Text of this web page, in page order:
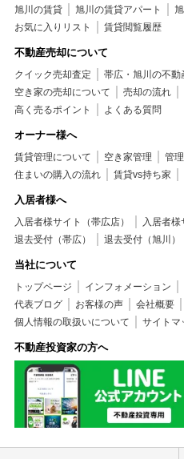
旭川の賃貸 旭川の賃貸アパート
お気に入りリスト
賃貸閲覧履歴
不動産売却について
クイック売却査定 帯広・旭川の不動
空き家の売却について
売却の流れ
高く売るポイント
よくある質問
オーナー様へ
賃貸管理について 空き家管理 管
住まいの購入の流れ
賃貸vs持ち家
入居者様へ
入居者様サイト（帯広店）
入居者様
退去受付（帯広）
退去受付（旭川）
当社について
トップページ インフォメーション
代表ブログ
お客様の声 会社概要
個人情報の取扱いについて
サイトマ
不動産投資家の方へ